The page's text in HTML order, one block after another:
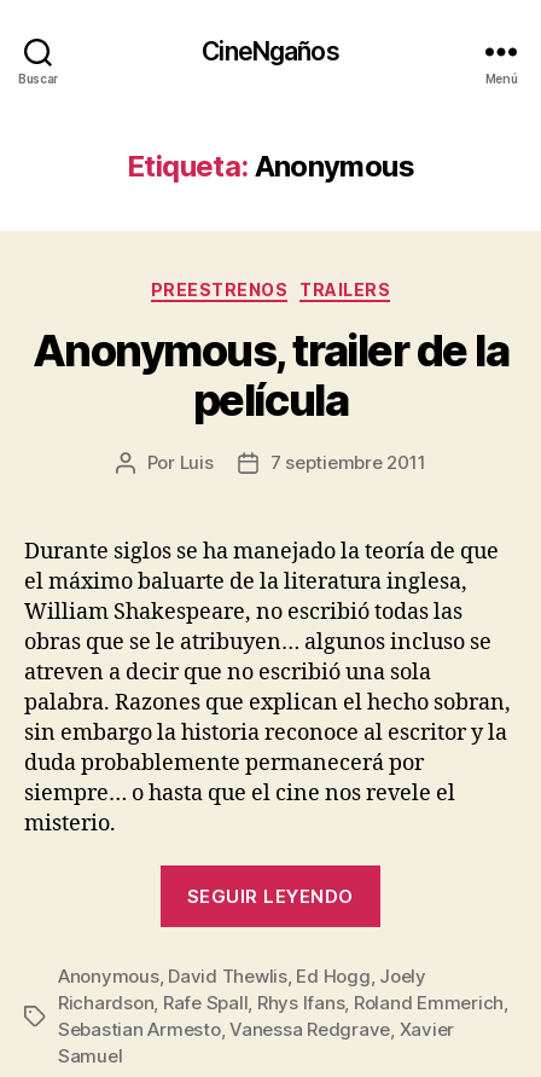
Buscar
CineNgaños
Menú
Etiqueta: Anonymous
Categorías
PREESTRENOS TRAILERS
Anonymous, trailer de la
película
Autor
entrada
Por Luis
Fecha
entrada
7 septiembre 2011
Durante siglos se ha manejado la teoría de que
el máximo baluarte de la literatura inglesa,
William Shakespeare, no escribió todas las
obras que se le atribuyen… algunos incluso se
atreven a decir que no escribió una sola
palabra. Razones que explican el hecho sobran,
sin embargo la historia reconoce al escritor y la
duda probablemente permanecerá por
siempre… o hasta que el cine nos revele el
misterio.
SEGUIR LEYENDO
la
película»
Etiquetas
Anonymous, David Thewlis, Ed Hogg, Joely
Richardson, Rafe Spall, Rhys Ifans, Roland Emmerich,
Sebastian Armesto,Vanessa Redgrave, Xavier
Samuel